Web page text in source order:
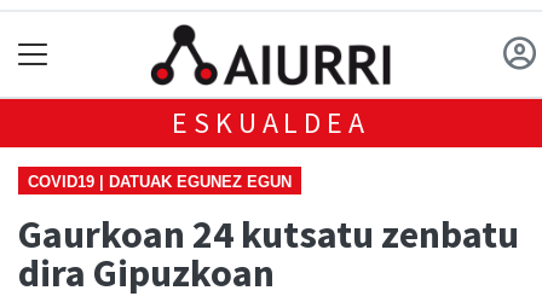
ESKUALDEA
COVID19 | DATUAK EGUNEZ EGUN
Gaurkoan 24 kutsatu zenbatu
dira Gipuzkoan